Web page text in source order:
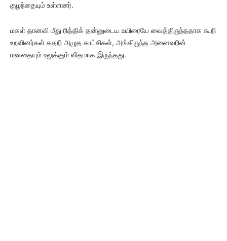
குழந்தையும் உள்ளனர்.
மகள் தானவி மீது ரித்திக் தன்னுடைய உயிரையே வைத்திருந்ததாக கூறி
உறவினர்கள் கதறி அழுத காட்சிகள், அங்கிருந்த அனைவரின்
மனதையும் உலுக்கும் விதமாக இருந்தது.